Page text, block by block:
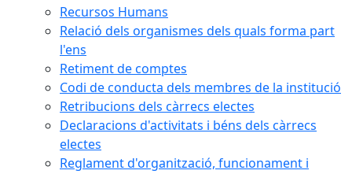
Recursos Humans
Relació dels organismes dels quals forma part
l'ens
Retiment de comptes
Codi de conducta dels membres de la institució
Retribucions dels càrrecs electes
Declaracions d'activitats i béns dels càrrecs
electes
Reglament d'organització, funcionament i